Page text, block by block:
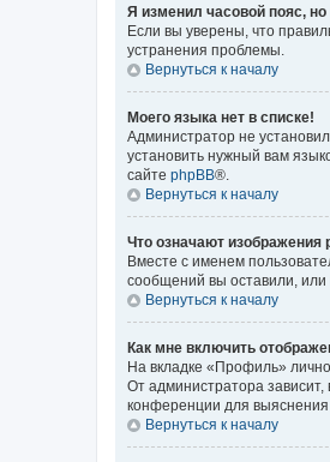
Я изменил часовой пояс,
Если вы уверены, что
устранения проблемы.
Вернуться к началу
Моего языка нет в списке!
Администратор не
установить нужный вам
сайте phpBB®.
Вернуться к началу
Что означают
Вместе с именем
сообщений вы оставили, или
Вернуться к началу
Как мне включить
На вкладке «Профиль»
От администратора
конференции для выяснения
Вернуться к началу